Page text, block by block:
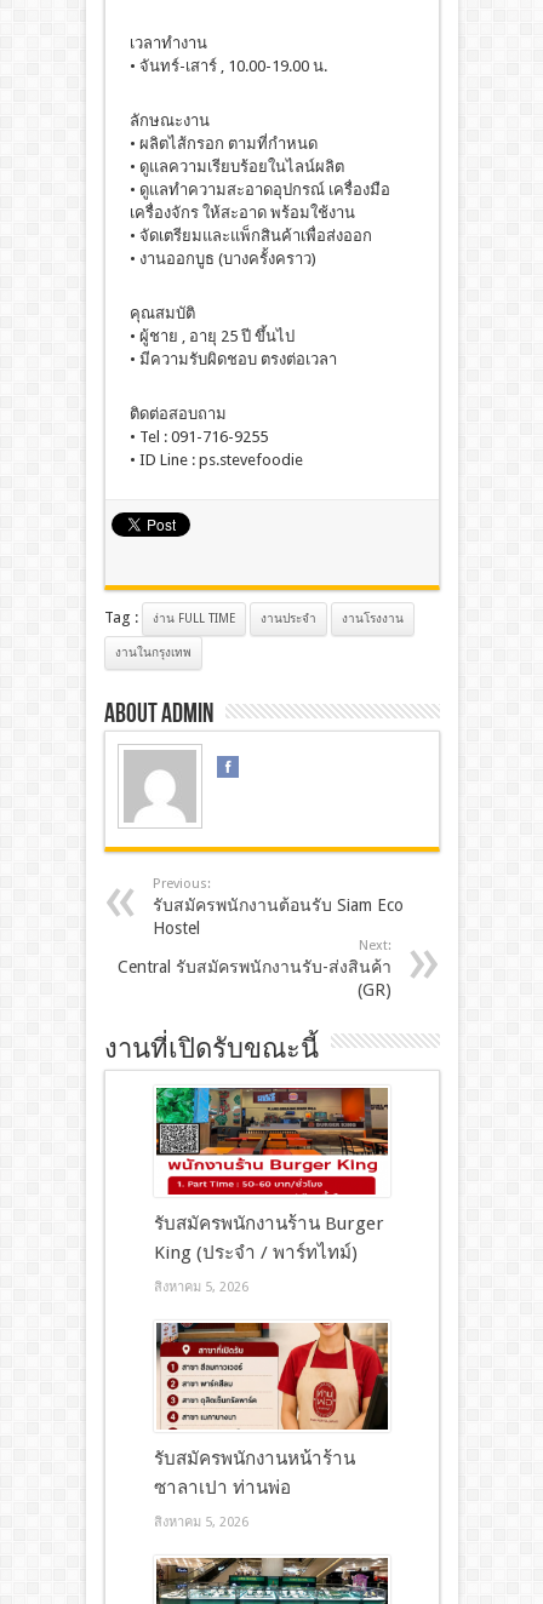
เวลาทำงาน
• จันทร์-เสาร์ , 10.00-19.00 น.
ลักษณะงาน
• ผลิตไส้กรอก ตามที่กำหนด
• ดูแลความเรียบร้อยในไลน์ผลิต
• ดูแลทำความสะอาดอุปกรณ์ เครื่องมือ
เครื่องจักร ให้สะอาด พร้อมใช้งาน
• จัดเตรียมและแพ็กสินค้าเพื่อส่งออก
• งานออกบูธ (บางครั้งคราว)
คุณสมบัติ
• ผู้ชาย , อายุ 25 ปี ขึ้นไป
• มีความรับผิดชอบ ตรงต่อเวลา
ติดต่อสอบถาม
• Tel : 091-716-9255
• ID Line : ps.stevefoodie
Tag : ง่าน FULL TIME งานประจํา งานโรงงาน
งานในกรุงเทพ
About admin
Previous:
รับสมัครพนักงานต้อนรับ Siam Eco
Hostel
Next:
Central รับสมัครพนักงานรับ-ส่งสินค้า
(GR)
งานที่เปิดรับขณะนี้
รับสมัครพนักงานร้าน Burger
King (ประจำ / พาร์ทไทม์)
สิงหาคม 5, 2026
รับสมัครพนักงานหน้าร้าน
ซาลาเปา ท่านพ่อ
สิงหาคม 5, 2026